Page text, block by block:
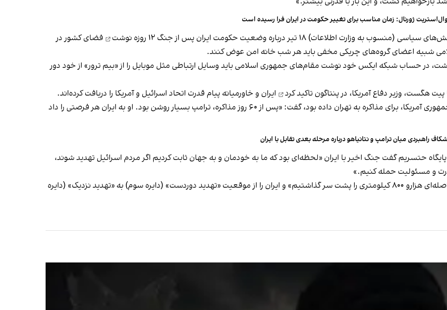
وال‌استریت‌ ژورنال:‌ زمان مناسب برای تغییر حکومت در ایران فرا رسیده است
۱۸ تیر درباره وضعیت حکومت ایران پس از جنگ ۱۲ روزه نوشت
فضای کشور در
شبیه اعضای گروه‌های چریکی مخفی باید هر شب خانه امن عوض کنند.
در حساب شبکه ایکس خود نوشت مقام‌های جمهوری اسلامی باید وسایل ارتباطی مثل موبایل را از «بیم ترور» از خود دور
تاکید کرد
ایران و خاورمیانه پیام قدرت اتحاد اسرائیل و آمریکا را دریافت کرده‌اند.
او با اشاره به مهلت ۶۰ روزه‌ای که دونالد ترامپ، رییس‌جمهوری آمریکا، برای مذاکره به تهران داده بود، گفت: «پس از ۶۰ روز مذاکره، ترامپ بسیار روشن بود. او به ایران هر فرصتی را داد
شکاف راهبردی میان ترامپ و نتانیاهو درباره مرحله بعدی تقابل با ایران
حتسریم گفت جنگ اخیر با ایران «لحظه‌ای بود که ما به خودمان و به جهان ثابت کردیم اگر مردم اسرائیل تهدید شوند،
و مسئولیت حمله کنیم.»
تومر بار، فرمانده نیروی هوایی اسرائیل نیز گفت: «ما فاصله‌ای هزارو ۸۰۰ کیلومتری را پشت سر گذاشتیم» و ایران را از موقعیت «تهدید دوردست» (دایره سوم) به «تهدید نزدیک» (دایره